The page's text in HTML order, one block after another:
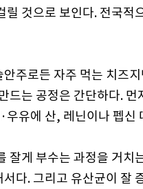
릴 것으로 보인다. 전국적
주로든 자주 먹는 치즈
드는 공정은 간단하다.
유에 산, 레닌이나 펩신
잘게 부수는 과정을 거치
다. 그리고 유산균이 잘